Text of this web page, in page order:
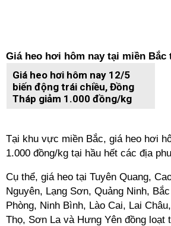
Giá heo hơi hôm nay tại miền Bắc
Giá heo hơi hôm nay 12/5
biến động trái chiều, Đồng
Tháp giảm 1.000 đồng/kg
Tại khu vực miền Bắc, giá heo hơi
1.000 đồng/kg tại hầu hết các địa
Cụ thể, giá heo tại Tuyên Quang,
Nguyên, Lạng Sơn, Quảng Ninh,
Phòng, Ninh Bình, Lào Cai, Lai
Thọ, Sơn La và Hưng Yên đồng loạt